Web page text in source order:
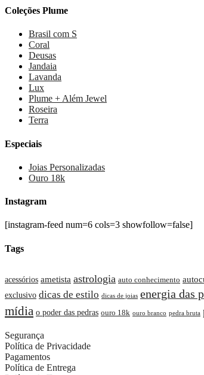
Coleções Plume
Brasil com S
Coral
Deusas
Jandaia
Lavanda
Lux
Plume + Além Jewel
Roseira
Terra
Especiais
Joias Personalizadas
Ouro 18k
Instagram
[instagram-feed num=6 cols=3 showfollow=false]
Tags
acessórios ametista astrologia auto conhecimento
exclusivo dicas de estilo dicas de joias energia das
mídia o poder das pedras ouro 18k ouro branco pedra bruta
Segurança
Política de Privacidade
Pagamentos
Política de Entrega